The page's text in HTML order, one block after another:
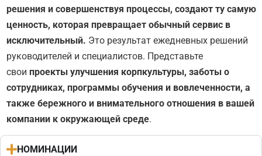
решения и совершенствуя процессы, создают ту самую
ценность, которая превращает обычный сервис в
исключительный. Это результат ежедневных решений
руководителей и специалистов. Представьте
свои проекты улучшения корпкультуры, заботы о
сотрудниках, программы обучения и вовлеченности, а
также бережного и внимательного отношения в вашей
компании к окружающей среде.
НОМИНАЦИИ